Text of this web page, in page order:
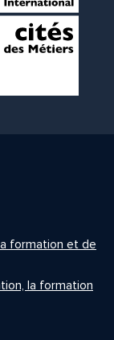
formation et de
la formation